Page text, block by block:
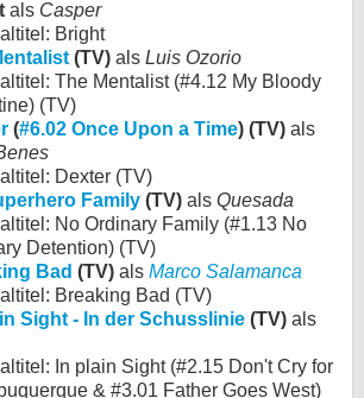
als Casper
Bright
(TV) als Luis Ozorio
The Mentalist (#4.12 My Bloody
(TV)
(#6.02 Once Upon a Time) (TV) als
Dexter (TV)
Family (TV) als Quesada
No Ordinary Family (#1.13 No
Detention) (TV)
Bad (TV) als Marco Salamanca
Breaking Bad (TV)
Sight - In der Schusslinie (TV) als
In plain Sight (#2.15 Don't Cry for
& #3.01 Father Goes West)